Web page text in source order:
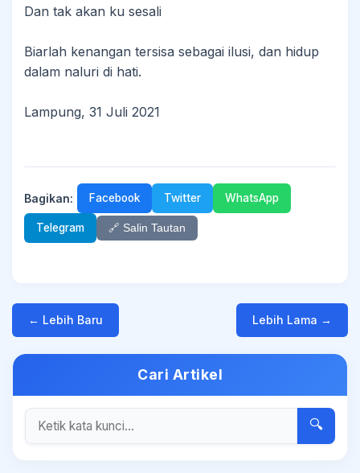
Dan tak akan ku sesali
Biarlah kenangan tersisa sebagai ilusi, dan hidup
dalam naluri di hati.
Lampung, 31 Juli 2021
Bagikan: Facebook Twitter WhatsApp
Telegram 🔗 Salin Tautan
← Lebih Baru Lebih Lama →
Cari Artikel
🔍